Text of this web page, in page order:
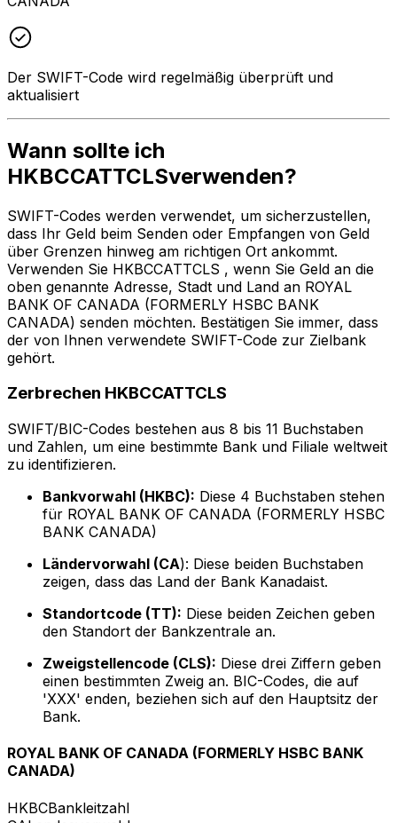
Der SWIFT-Code wird regelmäßig überprüft und
aktualisiert
Wann sollte ich
HKBCCATTCLSverwenden?
SWIFT-Codes werden verwendet, um sicherzustellen,
dass Ihr Geld beim Senden oder Empfangen von Geld
über Grenzen hinweg am richtigen Ort ankommt.
Verwenden Sie HKBCCATTCLS , wenn Sie Geld an die
oben genannte Adresse, Stadt und Land an ROYAL
BANK OF CANADA (FORMERLY HSBC BANK
CANADA) senden möchten. Bestätigen Sie immer, dass
der von Ihnen verwendete SWIFT-Code zur Zielbank
gehört.
Zerbrechen HKBCCATTCLS
SWIFT/BIC-Codes bestehen aus 8 bis 11 Buchstaben
und Zahlen, um eine bestimmte Bank und Filiale weltweit
zu identifizieren.
Bankvorwahl (HKBC): Diese 4 Buchstaben stehen
für ROYAL BANK OF CANADA (FORMERLY HSBC
BANK CANADA)
Ländervorwahl (CA): Diese beiden Buchstaben
zeigen, dass das Land der Bank Kanadaist.
Standortcode (TT): Diese beiden Zeichen geben
den Standort der Bankzentrale an.
Zweigstellencode (CLS): Diese drei Ziffern geben
einen bestimmten Zweig an. BIC-Codes, die auf
'XXX' enden, beziehen sich auf den Hauptsitz der
Bank.
ROYAL BANK OF CANADA (FORMERLY HSBC BANK
CANADA)
HKBCBankleitzahl